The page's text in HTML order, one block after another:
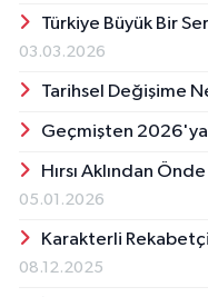
Türkiye Büyük Bir
03.03.2026
Tarihsel Değişime
Geçmişten
Hırsı Aklından
05.01.2026
Karakterli
08.12.2025